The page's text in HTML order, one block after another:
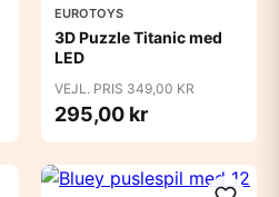
EUROTOYS
3D Puzzle Titanic med
LED
VEJL. PRIS 349,00 KR
295,00 kr